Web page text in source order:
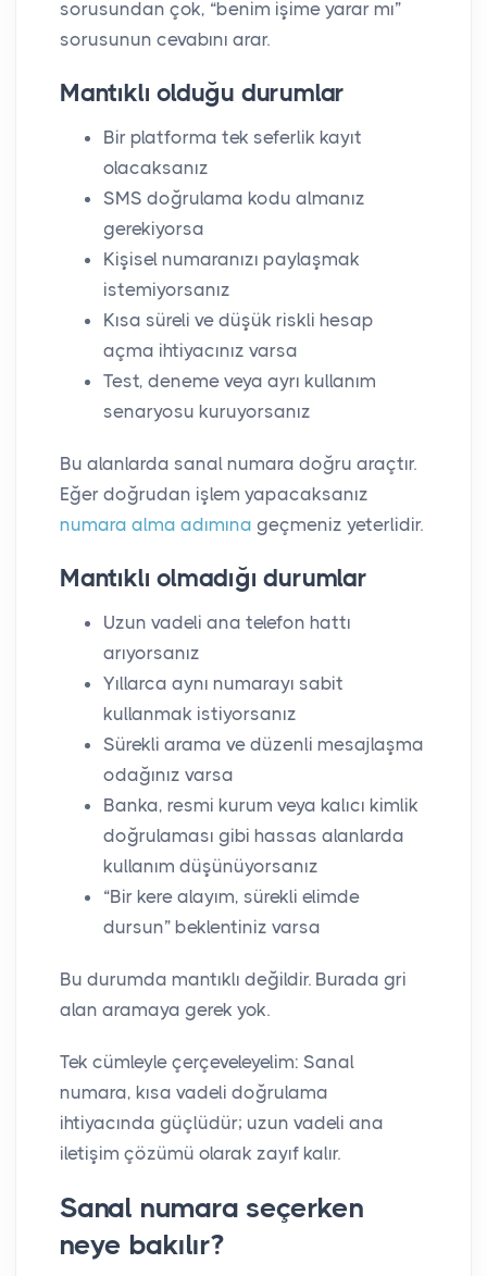
sorusundan çok, “benim işime yarar mı”
sorusunun cevabını arar.
Mantıklı olduğu durumlar
Bir platforma tek seferlik kayıt
olacaksanız
SMS doğrulama kodu almanız
gerekiyorsa
Kişisel numaranızı paylaşmak
istemiyorsanız
Kısa süreli ve düşük riskli hesap
açma ihtiyacınız varsa
Test, deneme veya ayrı kullanım
senaryosu kuruyorsanız
Bu alanlarda sanal numara doğru araçtır.
Eğer doğrudan işlem yapacaksanız
numara alma adımına geçmeniz yeterlidir.
Mantıklı olmadığı durumlar
Uzun vadeli ana telefon hattı
arıyorsanız
Yıllarca aynı numarayı sabit
kullanmak istiyorsanız
Sürekli arama ve düzenli mesajlaşma
odağınız varsa
Banka, resmi kurum veya kalıcı kimlik
doğrulaması gibi hassas alanlarda
kullanım düşünüyorsanız
“Bir kere alayım, sürekli elimde
dursun” beklentiniz varsa
Bu durumda mantıklı değildir. Burada gri
alan aramaya gerek yok.
Tek cümleyle çerçeveleyelim: Sanal
numara, kısa vadeli doğrulama
ihtiyacında güçlüdür; uzun vadeli ana
iletişim çözümü olarak zayıf kalır.
Sanal numara seçerken
neye bakılır?